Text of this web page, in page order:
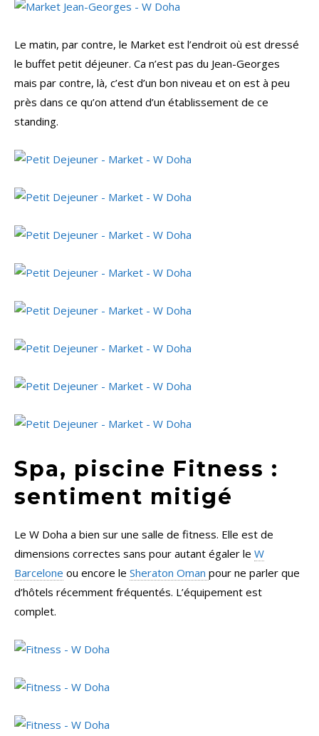
Le matin, par contre, le Market est l’endroit où est dressé
le buffet petit déjeuner. Ca n’est pas du Jean-Georges
mais par contre, là, c’est d’un bon niveau et on est à peu
près dans ce qu’on attend d’un établissement de ce
standing.
Spa, piscine Fitness :
sentiment mitigé
Le W Doha a bien sur une salle de fitness. Elle est de
dimensions correctes sans pour autant égaler le W
Barcelone ou encore le Sheraton Oman pour ne parler que
d’hôtels récemment fréquentés. L’équipement est
complet.